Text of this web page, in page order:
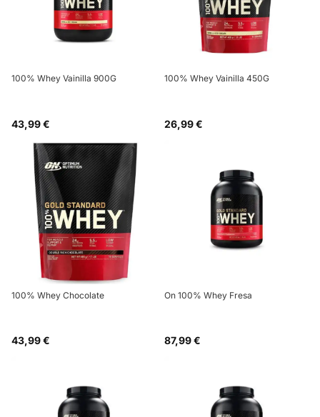
100% Whey Vainilla 900G
43,99 €
100% Whey Vainilla 450G
26,99 €
100% Whey Chocolate
43,99 €
On 100% Whey Fresa
87,99 €